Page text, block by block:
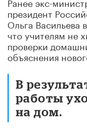
президент
Ольга Васильева
что учителям не
проверки
объяснения
В
работы
на дом.